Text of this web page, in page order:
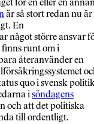
för en eller en
är så stort redan nu är
En
något större ansvar
finns runt om i
återanvänder en
quo i svensk
isöndagens
och att det politiska
till ordentligt.